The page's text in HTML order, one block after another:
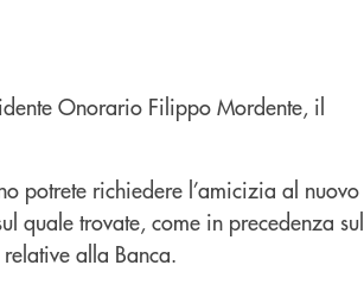
Onorario Filippo Mordente, il
potrete richiedere l’amicizia al nuovo
quale trovate, come in precedenza sul
alla Banca.